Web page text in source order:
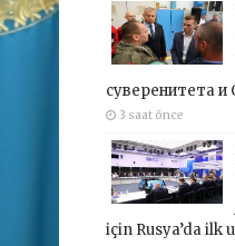
суверенитета
3 saat önce
için Rusya’da ilk